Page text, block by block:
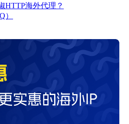
HTTP海外代理？
）